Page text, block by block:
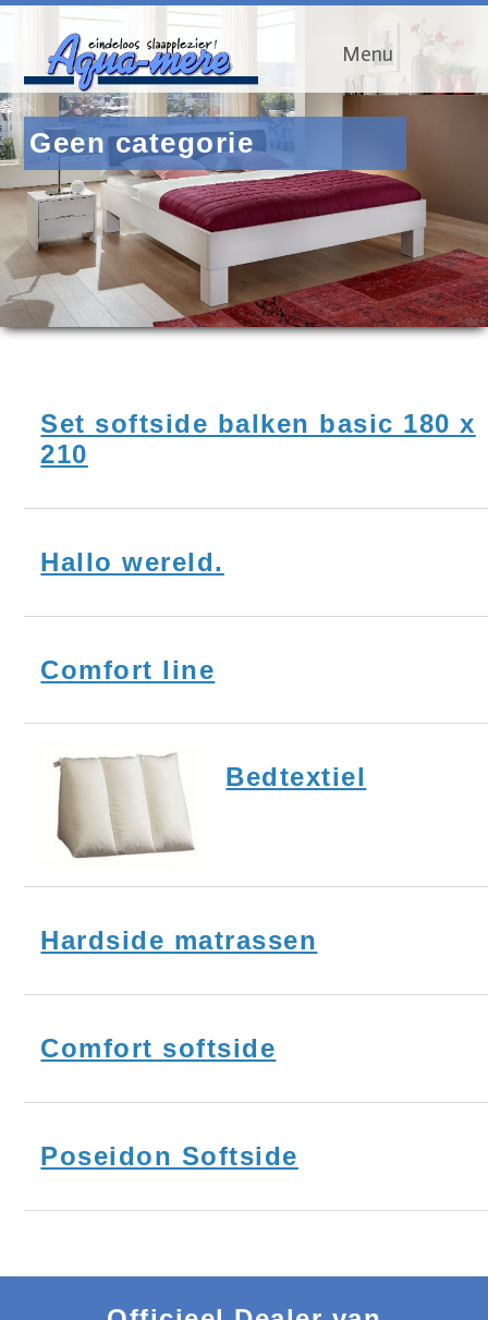
Menu
Geen categorie
Set softside balken basic 180 x
210
Hallo wereld.
Comfort line
Bedtextiel
Hardside matrassen
Comfort softside
Poseidon Softside